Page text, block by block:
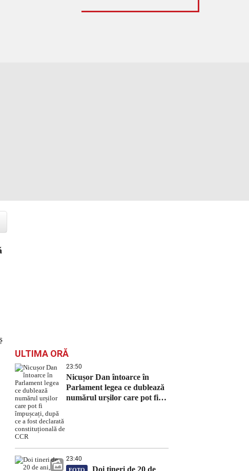
ULTIMA ORĂ
23:50
Nicușor Dan întoarce în
Parlament legea ce dublează
numărul urșilor care pot fi
23:40
Doi tineri de 20 de